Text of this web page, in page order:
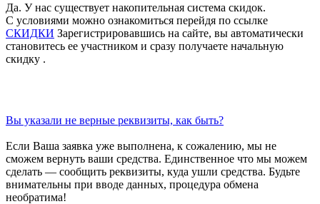
Да. У нас существует накопительная система скидок.
С условиями можно ознакомиться перейдя по ссылке
СКИДКИ Зарегистрировавшись на сайте, вы автоматически
становитесь ее участником и сразу получаете начальную
скидку .
Вы указали не верные реквизиты, как быть?
Если Ваша заявка уже выполнена, к сожалению, мы не
сможем вернуть ваши средства. Единственное что мы можем
сделать — сообщить реквизиты, куда ушли средства. Будьте
внимательны при вводе данных, процедура обмена
необратима!